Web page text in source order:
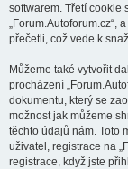
softwarem. Třetí cookie
„Forum.Autoforum.cz“,
přečetli, což vede k
Můžeme také vytvořit
procházení
dokumentu, který se
možnost jak můžeme
těchto údajů nám. Toto
uživatel, registrace na
registrace, když jste